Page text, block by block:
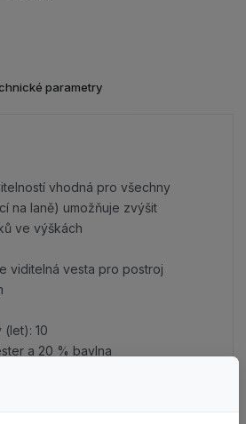
parametry
vhodná pro všechny
na laně) umožňuje zvýšit
ve výškách
viditelná vesta pro postroj
10
a 20 % bavlna